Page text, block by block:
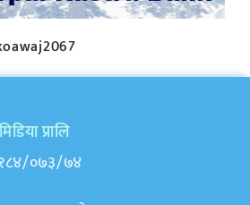
प्रालि
०७३/७४